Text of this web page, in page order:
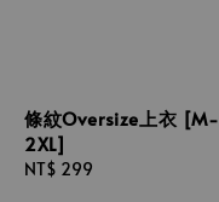
條紋Oversize上衣 [M-
2XL]
Regular
NT$ 299